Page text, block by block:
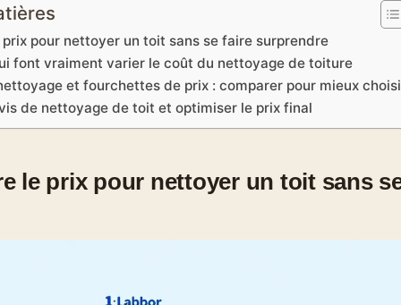
pour nettoyer un toit sans se faire surprendre
font vraiment varier le coût du nettoyage de toiture
et fourchettes de prix : comparer pour mieux
de nettoyage de toit et optimiser le prix final
le prix pour nettoyer un toit sans